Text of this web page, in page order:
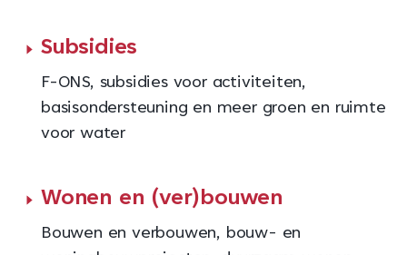
Subsidies
F-ONS, subsidies voor activiteiten,
basisondersteuning en meer groen en ruimte
voor water
Wonen en (ver)bouwen
Bouwen en verbouwen, bouw- en